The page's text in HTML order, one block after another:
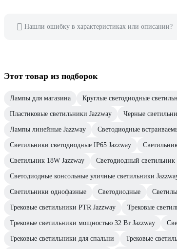
Нашли ошибку в характеристиках или описании?
Этот товар из подборок
Лампы для магазина Круглые светодиодные
Пластиковые светильники Jazzway Черные
Лампы линейные Jazzway Светодиодные
Светильники светодиодные IP65 Jazzway
Светильник 18W Jazzway Светодиодный светильник
Светодиодные консольные уличные светильники
Светильники однофазные Светодиодные
Трековые светильники PTR Jazzway Трековые
Трековые светильники мощностью 32 Вт Jazzway
Трековые светильники для спальни Трековые